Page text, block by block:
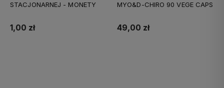
STACJONARNEJ - MONETY
1,00 zł
MYO&D-CHIRO 90 VEGE CAPS
49,00 zł